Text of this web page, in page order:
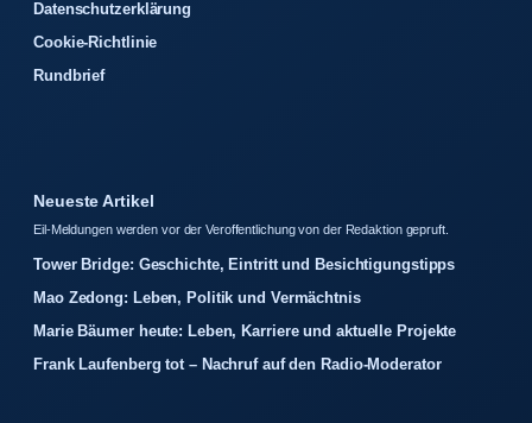
Datenschutzerklärung
Cookie-Richtlinie
Rundbrief
Neueste Artikel
Eil-Meldungen werden vor der Veroffentlichung von der Redaktion gepruft.
Tower Bridge: Geschichte, Eintritt und Besichtigungstipps
Mao Zedong: Leben, Politik und Vermächtnis
Marie Bäumer heute: Leben, Karriere und aktuelle Projekte
Frank Laufenberg tot – Nachruf auf den Radio-Moderator